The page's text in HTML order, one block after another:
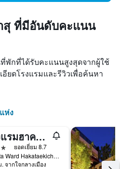
สุ ที่มีอันดับคะแนน
พักที่ได้รับคะแนนสูงสุดจากผู้ใช้
อียดโรงแรมและรีวิวเพื่อค้นหา
ห่ง
โรงแรมฮาคาตะ กรีน นัมเบอร์ 1
ยอดเยี่ยม 8.7
Hakata Ward Hakataekichuogai 4-4, ฟุกุโอกะ, ญี่ปุ่น
จากใจกลางเมือง